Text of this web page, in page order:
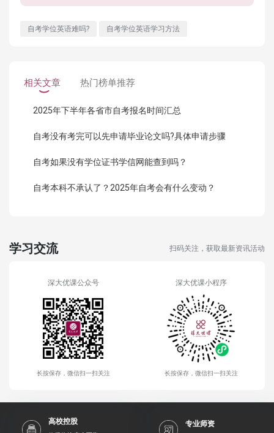
自考学位英语难吗? 自考学位英语学习方法
相关文章 热门榜单推荐
2025年下半年各省市自考报名时间汇总
自考没有考完可以先申请毕业论文吗?具体申请步骤
自考如果没有学位证书学信网能查到吗？
自考本科不承认了？2025年自考会有什么变动？
学习交流 扫码关注，获取最新资讯活动
深大优课公众号
长按保存，微信扫一扫关注
深大优课小程序
长按保存，微信扫一扫关注
高校控股 专业师资